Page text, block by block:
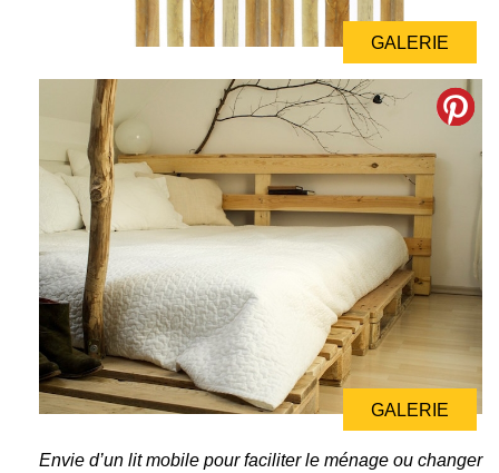
GALERIE
GALERIE
GALERIE
GALERIE
Envie d’un lit mobile pour faciliter le ménage ou changer